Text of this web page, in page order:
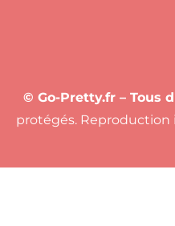
© Go-Pretty.fr – Tous
protégés.